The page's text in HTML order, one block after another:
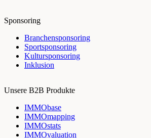
Sponsoring
Branchensponsoring
Sportsponsoring
Kultursponsoring
Inklusion
Unsere B2B Produkte
IMMObase
IMMOmapping
IMMOstats
IMMOvaluation